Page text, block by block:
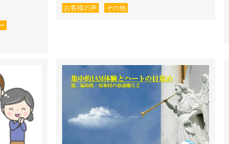
お客様の声 その他